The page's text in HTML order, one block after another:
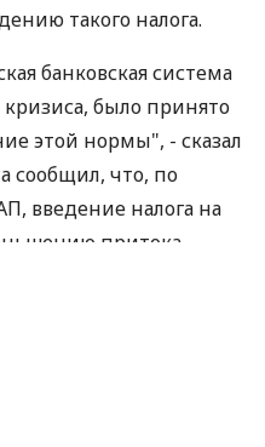
такого налога.
банковская система
было принято
этой нормы", - сказал
сообщил, что, по
введение налога на
притока